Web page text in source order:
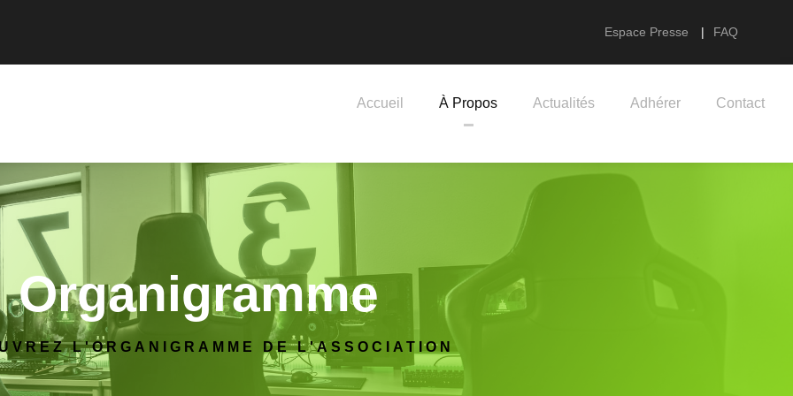
Espace Presse | FAQ
Accueil À Propos Actualités Adhérer Contact
Organigramme
L'ORGANIGRAMME DE L'ASSOCIATION